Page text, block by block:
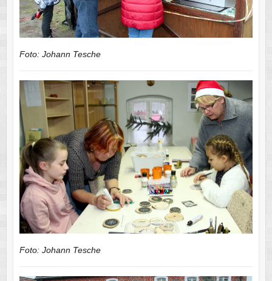
Foto: Johann Tesche
Foto: Johann Tesche